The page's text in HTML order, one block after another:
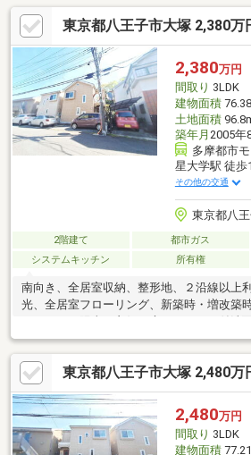
内リフォーム済【張替】フローリング、ク
の他】畳交換、火災報知器取付、ハウスク
境・多摩市立愛和小学校 徒歩7分(約550m)
(約190m)■ ご希望の住まい探しをお手伝いし
━━━━━・・・物件の詳細・ご相談はお気
ださい。
東京都八王子市大塚 2,380万
2,380万円
間取り 3LDK
建物面積
土地面積
築年月 2005年
多摩都市
星大学駅 徒歩
その他の交通
東京都八
2階建て 都市ガス
システムキッチン
所有権
南向き、全居室収納、整形地、２沿線以上
光、全居室フローリング、新築時・増改築
所、浴室１坪以上、２階建、南面バルコニ
窓、眺望良好、都市ガス、周辺交通量少な
東京都八王子市大塚 2,480万
2,480万円
間取り 3LDK
建物面積